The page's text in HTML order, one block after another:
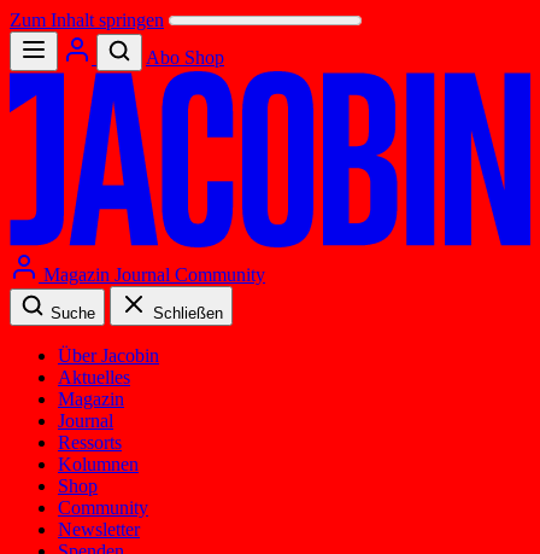
Zum Inhalt springen
Abo Shop
Magazin Journal Community
Suche Schließen
Über Jacobin
Aktuelles
Magazin
Journal
Ressorts
Kolumnen
Shop
Community
Newsletter